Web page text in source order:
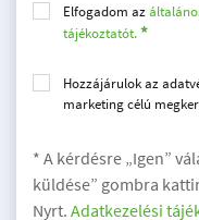
Elfogadom az
tájékoztatót.
Hozzájárulok az
marketing célú
* A kérdésre „Igen”
küldése” gombra
Nyrt. Adatkezelési